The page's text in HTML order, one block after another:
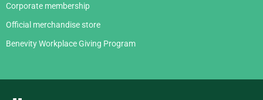
Corporate membership
Official merchandise store
Benevity Workplace Giving Program